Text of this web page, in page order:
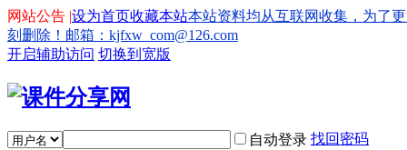
设为首页收藏本站
网站公告 |
本站资料均从互联网收集，为了
刻删除！邮箱：kjfxw_com@126.com
开启辅助访问 切换到宽版
自动登录 找回密码